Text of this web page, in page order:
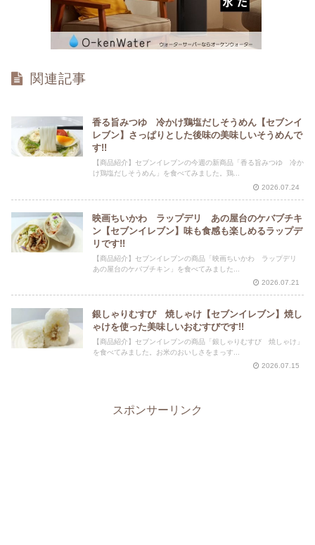
関連記事
香る旨みつゆ 冷かけ鶏塩だしそうめん【セブンイ
レブン】さっぱりとした後味の美味しいそうめんで
す!!
【商品紹介】セブンイレブンの今週の新商品「香る旨みつゆ 冷か
け鶏塩だしそうめん」を食べてみました。鶏...
2026.07.24
映画ちいかわ ラップデリ あの屋台のケバブチキ
ン【セブンイレブン】味も食感も楽しめるラップデ
リです!!
【商品紹介】セブンイレブンの商品「映画ちいかわ ラップデリ
あの屋台のケバブチキン」を食べてみました...
2026.07.21
銀しゃりむすび 焼しゃけ【セブンイレブン】焼し
ゃけを使った美味しいおむすびです!!
【商品紹介】セブンイレブンの商品「銀しゃりむすび 焼しゃけ」
を食べてみました。お米のおいしさをまっす...
2026.07.15
スポンサーリンク